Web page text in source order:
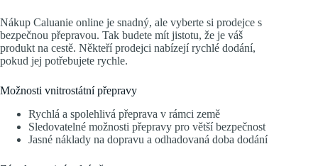
Nákup Caluanie online je snadný, ale vyberte si prodejce s
bezpečnou přepravou. Tak budete mít jistotu, že je váš
produkt na cestě. Někteří prodejci nabízejí rychlé dodání,
pokud jej potřebujete rychle.
Možnosti vnitrostátní přepravy
Rychlá a spolehlivá přeprava v rámci země
Sledovatelné možnosti přepravy pro větší bezpečnost
Jasné náklady na dopravu a odhadovaná doba dodání